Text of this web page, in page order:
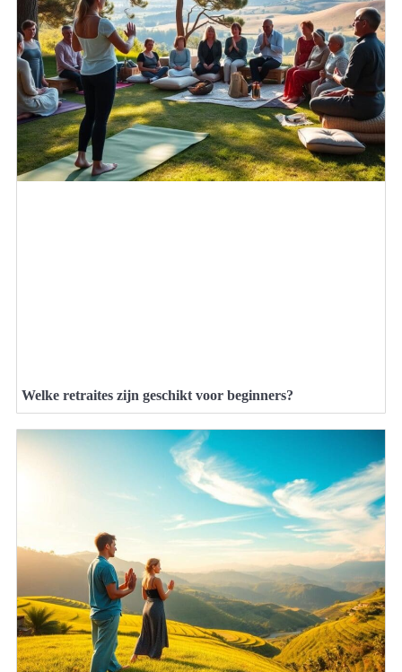
Welke retraites zijn geschikt voor beginners?